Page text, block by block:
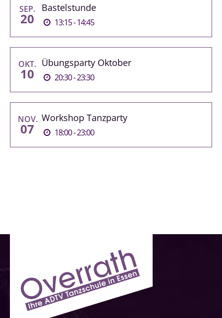
SEP.
20
Bastelstunde
13:15 - 14:45
OKT.
10
Übungsparty Oktober
20:30 - 23:30
NOV.
07
Workshop Tanzparty
18:00 - 23:00